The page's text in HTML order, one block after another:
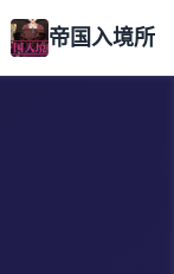
帝国入境所